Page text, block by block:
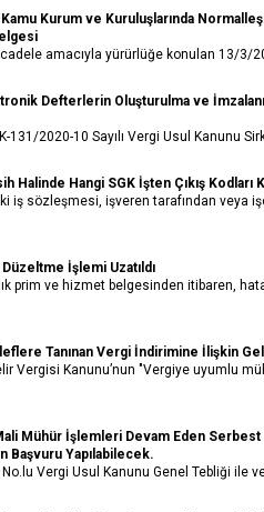
Kamu Kurum ve Kuruluşlarında
amacıyla yürürlüğe konulan 13/3/
Defterlerin Oluşturulma ve
2020-10 Sayılı Vergi Usul Kanunu
Hangi SGK İşten Çıkış Kodları
iş sözleşmesi, işveren tarafından veya
Düzeltme İşlemi Uzatıldı
prim ve hizmet belgesinden itibaren,
Tanınan Vergi İndirimine İlişkin
Vergisi Kanunu’nun "Vergiye uyumlu
Mühür İşlemleri Devam Eden Serbest
Başvuru Yapılabilecek.
Vergi Usul Kanunu Genel Tebliği ile